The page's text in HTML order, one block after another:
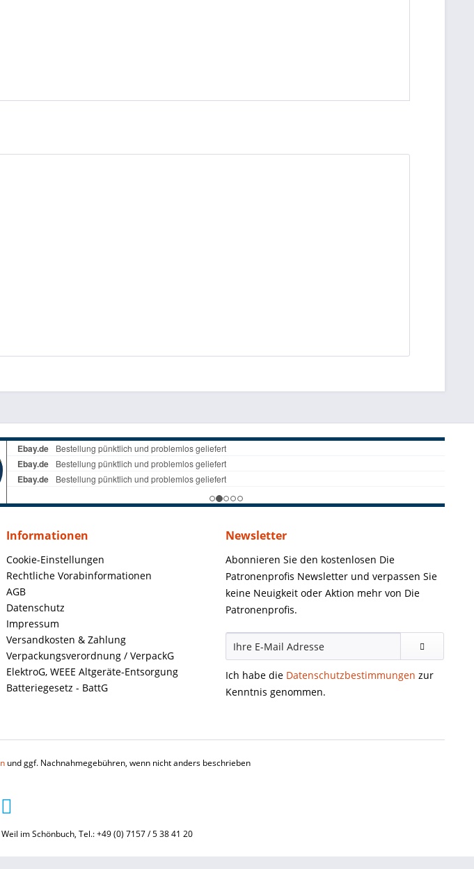
Informationen
Cookie-Einstellungen
Rechtliche Vorabinformationen
AGB
Datenschutz
Impressum
Versandkosten & Zahlung
Verpackungsverordnung / VerpackG
ElektroG, WEEE Altgeräte-Entsorgung
Batteriegesetz - BattG
Newsletter
Abonnieren Sie den kostenlosen Die
Patronenprofis Newsletter und verpassen Sie
keine Neuigkeit oder Aktion mehr von Die
Patronenprofis.
Ich habe die Datenschutzbestimmungen zur
Kenntnis genommen.
und ggf. Nachnahmegebühren, wenn nicht anders beschrieben
im Schönbuch, Tel.: +49 (0) 7157 / 5 38 41 20